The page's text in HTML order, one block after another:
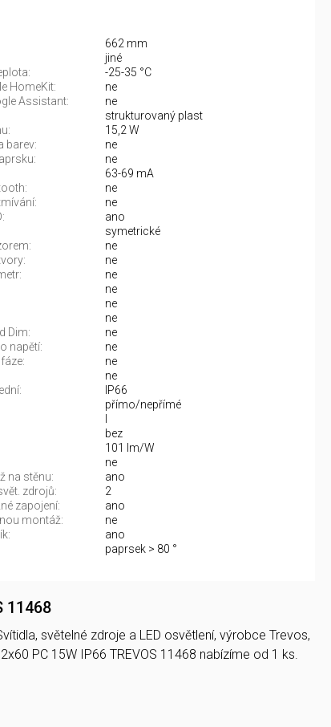
662 mm
jiné
-25-35 °C
HomeKit:
ne
Assistant:
ne
strukturovaný plast
15,2 W
barev:
ne
ne
63-69 mA
ne
ne
ano
symetrické
ne
ne
ne
ne
ne
ne
Dim:
ne
napětí:
ne
ne
ne
IP66
přímo/nepřímé
bez
101 lm/W
ne
na stěnu:
ano
zdrojů:
2
zapojení:
ano
montáž:
ne
ano
paprsek > 80 °
11468
světelné zdroje a LED osvětlení, výrobce Trevos,
PC 15W IP66 TREVOS 11468 nabízíme od 1 ks.